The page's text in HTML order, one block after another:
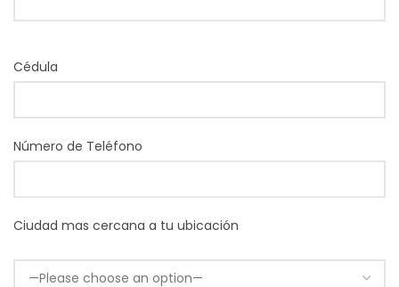
Cédula
Número de Teléfono
Ciudad mas cercana a tu ubicación